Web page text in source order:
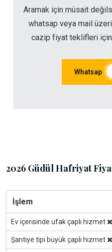
Aramak için müsait
whatsap veya mail
cazip fiyat teklifleri
Whatsap
2026 Güdül Hafriyat
İşlem
Ev içerisinde ufak çaplı hizmet
Şantiye tipi büyük çaplı hizmet